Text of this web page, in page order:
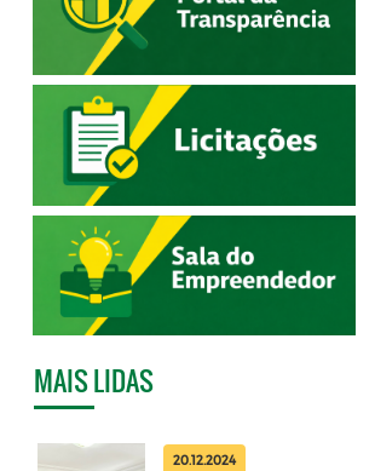
MAIS LIDAS
20.12.2024